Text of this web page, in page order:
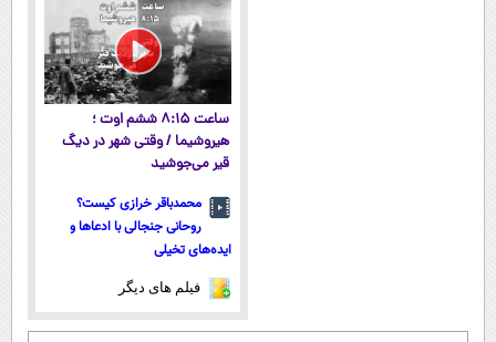
ساعت ۸:۱۵ ششم اوت ؛
هیروشیما / وقتی شهر در دیگ
قیر می‌جوشید
محمدباقر خرازی کیست؟
روحانی جنجالی با ادعاها و
ایده‌های تخیلی
فیلم های دیگر